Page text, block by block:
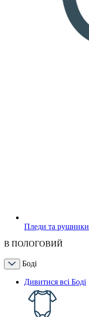
Пледи та рушники
В ПОЛОГОВИЙ
Боді
Дивитися всі Боді